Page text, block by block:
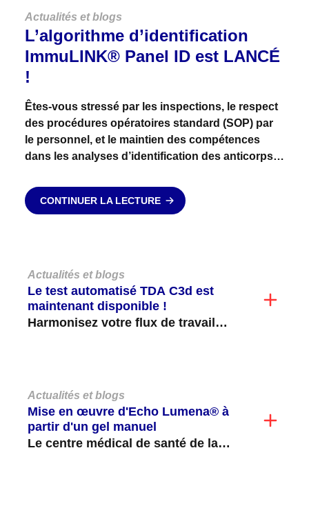
Actualités et blogs
L’algorithme d’identification
ImmuLINK® Panel ID est LANCÉ
!
Êtes-vous stressé par les inspections, le respect
des procédures opératoires standard (SOP) par
le personnel, et le maintien des compétences
dans les analyses d’identification des anticorps ?
d’omissions existent-ils actuellement dans votre
laboratoire ? Les...
CONTINUER LA LECTURE
Actualités et blogs
Le test automatisé TDA C3d est
maintenant disponible !
Harmonisez votre flux de travail
Actualités et blogs
Mise en œuvre d'Echo Lumena® à
partir d'un gel manuel
Le centre médical de santé de la